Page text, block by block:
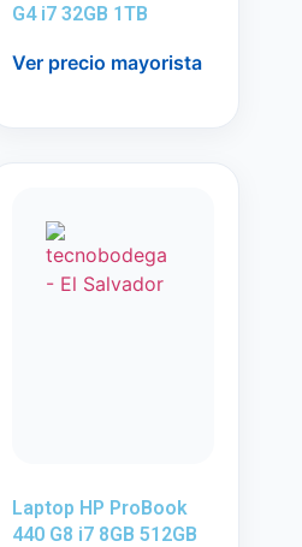
G4 i7 32GB 1TB
Ver precio mayorista
Laptop HP ProBook
440 G8 i7 8GB 512GB